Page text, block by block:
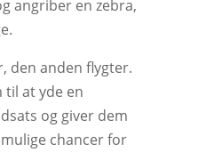
angriber en zebra,
den anden flygter.
til at yde en
og giver dem
chancer for